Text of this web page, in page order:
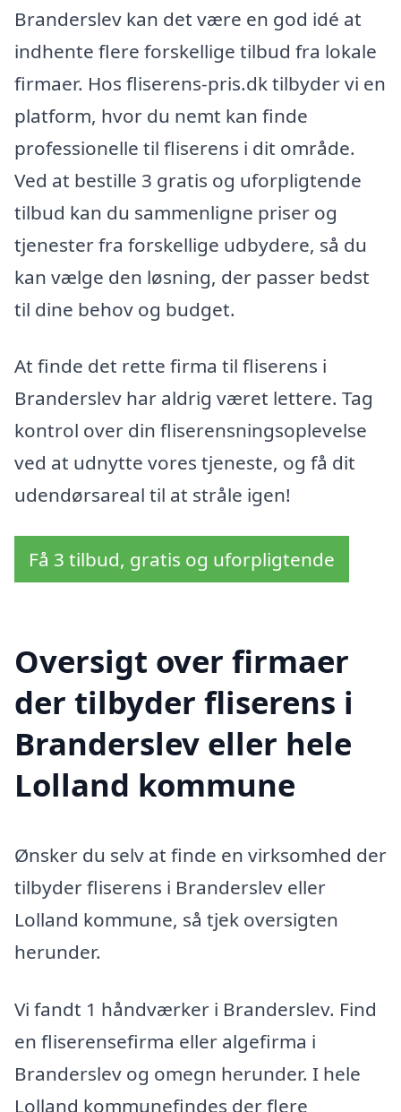
Branderslev kan det være en god idé at
indhente flere forskellige tilbud fra lokale
firmaer. Hos fliserens-pris.dk tilbyder vi en
platform, hvor du nemt kan finde
professionelle til fliserens i dit område.
Ved at bestille 3 gratis og uforpligtende
tilbud kan du sammenligne priser og
tjenester fra forskellige udbydere, så du
kan vælge den løsning, der passer bedst
til dine behov og budget.
At finde det rette firma til fliserens i
Branderslev har aldrig været lettere. Tag
kontrol over din fliserensningsoplevelse
ved at udnytte vores tjeneste, og få dit
udendørsareal til at stråle igen!
Få 3 tilbud, gratis og uforpligtende
Oversigt over firmaer
der tilbyder fliserens i
Branderslev eller hele
Lolland kommune
Ønsker du selv at finde en virksomhed der
tilbyder fliserens i Branderslev eller
Lolland kommune, så tjek oversigten
herunder.
Vi fandt 1 håndværker i Branderslev. Find
en fliserensefirma eller algefirma i
Branderslev og omegn herunder. I hele
Lolland kommunefindes der flere